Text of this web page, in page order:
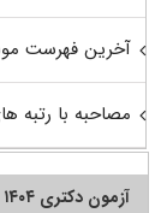
آخرین فهرست
مصاحبه با رتبه
آزمون دکتری ۱۴۰۴